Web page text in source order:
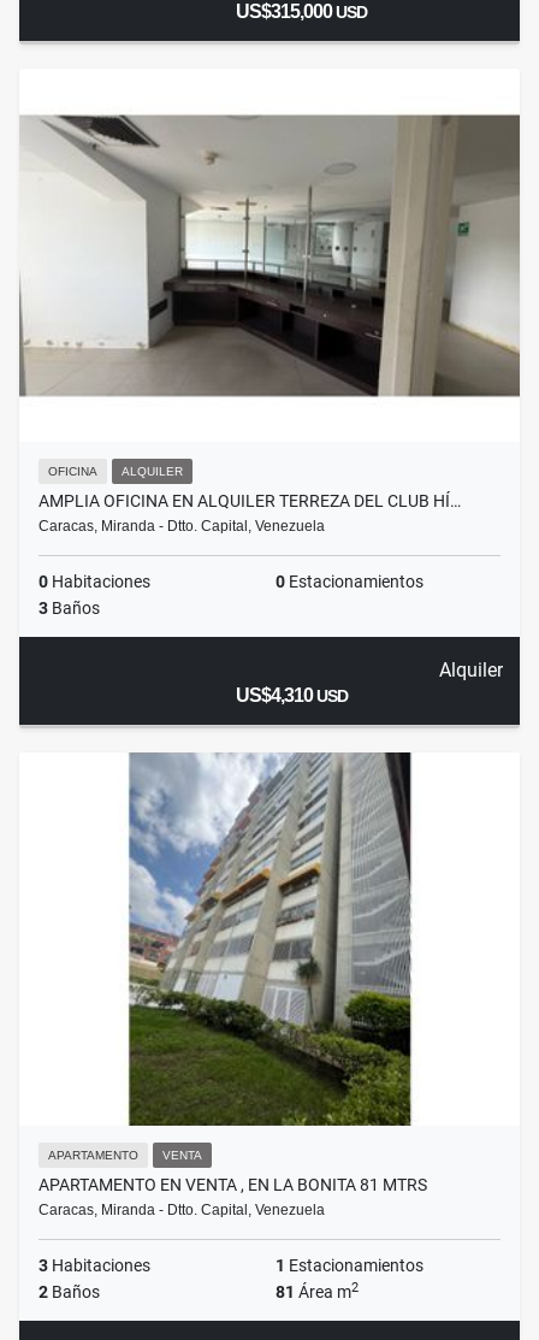
US$315,000USD
OFICINA ALQUILER
AMPLIA OFICINA EN ALQUILER TERREZA DEL CLUB HÍ…
Caracas, Miranda - Dtto. Capital, Venezuela
0 Habitaciones 0 Estacionamientos
3 Baños
Alquiler
US$4,310USD
APARTAMENTO VENTA
APARTAMENTO EN VENTA , EN LA BONITA 81 MTRS
Caracas, Miranda - Dtto. Capital, Venezuela
3 Habitaciones 1 Estacionamientos
2 Baños 81 Área m2